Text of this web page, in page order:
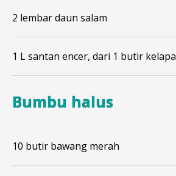
2 lembar daun salam
1 L santan encer, dari 1 butir kelapa
Bumbu halus
10 butir bawang merah